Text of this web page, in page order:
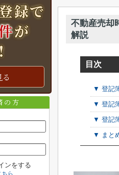
不動産売却
解説
目次
▼ 登記
▼ 登記
▼ 登記
▼ まと
録で
が
の方
ンをする
ちら